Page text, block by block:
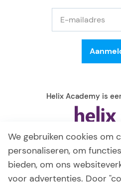
Helix Academy is
We gebruiken cookies om
personaliseren, om
bieden, om ons
voor advertenties. Door